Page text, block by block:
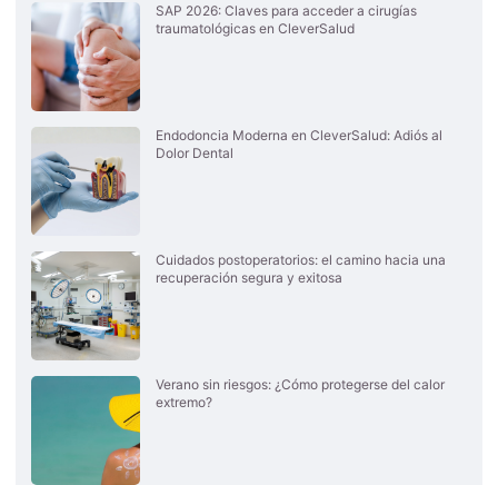
SAP 2026: Claves para acceder a cirugías
traumatológicas en CleverSalud
Endodoncia Moderna en CleverSalud: Adiós al
Dolor Dental
Cuidados postoperatorios: el camino hacia una
recuperación segura y exitosa
Verano sin riesgos: ¿Cómo protegerse del calor
extremo?